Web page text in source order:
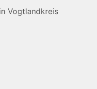
Vogtlandkreis